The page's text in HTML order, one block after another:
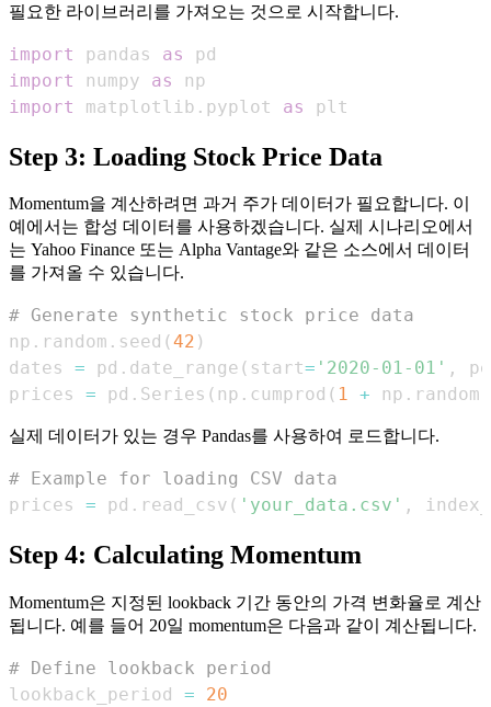
필요한 라이브러리를 가져오는 것으로 시작합니다.
import pandas as
import
numpy as
import
matplotlib . pyplot as plt
Step 3: Loading Stock Price Data
Momentum을 계산하려면 과거 주가 데이터가 필요합니다. 이
예에서는 합성 데이터를 사용하겠습니다. 실제 시나리오에서
는 Yahoo Finance 또는 Alpha Vantage와 같은 소스에서 데이터
를 가져올 수 있습니다.
# Generate synthetic stock price data
np . random . seed (42 )
dates = pd . date_range ( start= '2020-01-01' ,
prices = pd . Series ( np . cumprod ( 1 + np . random
실제 데이터가 있는 경우 Pandas를 사용하여 로드합니다.
# Example for loading CSV data
prices = pd . read_csv ( 'your_data.csv' ,
Step 4: Calculating Momentum
Momentum은 지정된 lookback 기간 동안의 가격 변화율로 계산
됩니다. 예를 들어 20일 momentum은 다음과 같이 계산됩니다.
# Define lookback period
lookback_period = 20